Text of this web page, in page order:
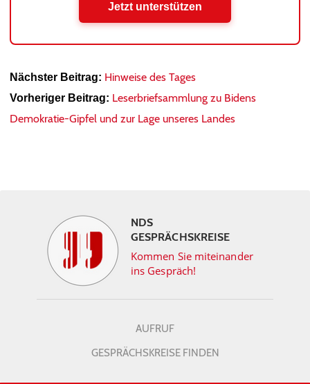
Jetzt unterstützen
Nächster Beitrag: Hinweise des Tages
Vorheriger Beitrag: Leserbriefsammlung zu Bidens
Demokratie-Gipfel und zur Lage unseres Landes
NDS
GESPRÄCHSKREISE
Kommen Sie miteinander
ins Gespräch!
AUFRUF
GESPRÄCHSKREISE FINDEN